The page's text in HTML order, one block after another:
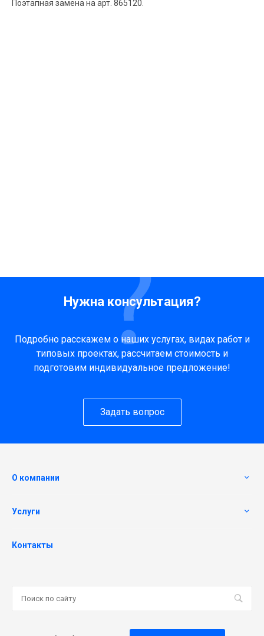
Поэтапная замена на арт. 865120.
Нужна консультация?
Подробно расскажем о наших услугах, видах работ и
типовых проектах, рассчитаем стоимость и
подготовим индивидуальное предложение!
Задать вопрос
О компании
Услуги
Контакты